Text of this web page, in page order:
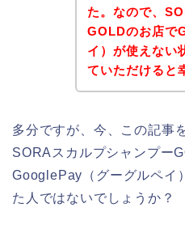
た。なので、
GOLDのお店で
イ）が使えない
ていただけると
多分ですが、今、この記事
SORAスカルプシャンプー
GooglePay（グーグルペイ
た人ではないでしょうか？